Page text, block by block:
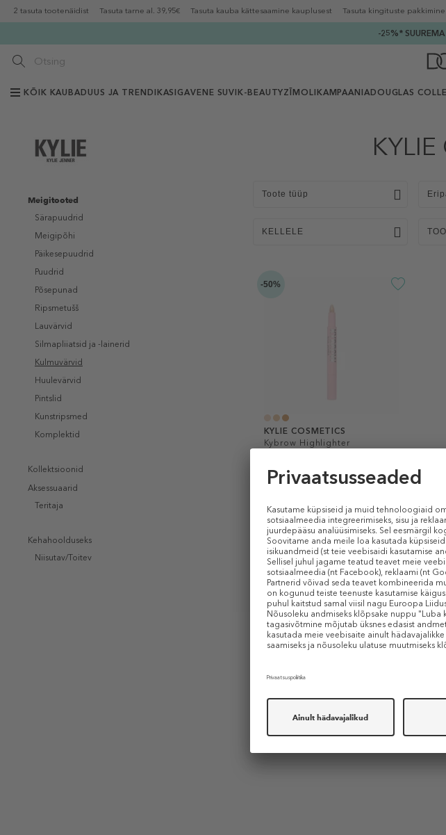
2 tasuta tootenäidist Tasuta tarne al. 39,95€ Tasuta kauba kättesaamine kauplusest Tasuta kingituste pakkimine
-25%*
KÕIK KAUBADUUS JA TRENDIKAS IGAVENE SUVI K-BEAUTYZĪMOLI KAMPAANIADOUGLAS
Meigitooted
Särapuudrid
Meigipõhi
Päikesepuudrid
Puudrid
Põsepunad
Ripsmetušš
Lauvärvid
Silmapliiatsid ja -lainerid
Kulmuvärvid
Huulevärvid
Pintslid
Kunstripsmed
Komplektid
Kollektsioonid
Aksessuaarid
Teritaja
Kehahoolduseks
Niisutav/Toitev
Toote tüüp
KELLELE
-50%
KYLIE COSMETICS
Kybrow Highlighter
Särapliiats
0.85 g
PIIRATUD KOGUS